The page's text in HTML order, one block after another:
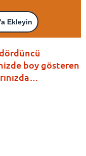
Ekleyin
boy gösteren